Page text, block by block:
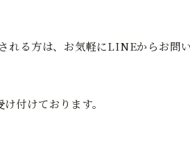
れる方は、お気軽にLINEからお問
付けております。